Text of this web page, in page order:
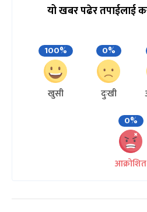
यो खबर पढेर तपाईलाई
100%
खुसी
0%
दुःखी
0%
आक्रोशित